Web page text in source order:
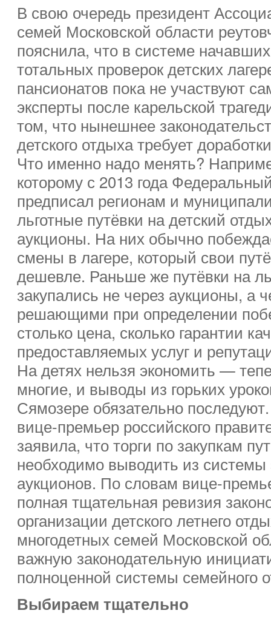
В свою очередь президент
семей Московской области
пояснила, что в системе
тотальных проверок детских
пансионатов пока не участвуют
эксперты после карельской
том, что нынешнее
детского отдыха требует
Что именно надо менять?
которому с 2013 года
предписал регионам и
льготные путёвки на детский
аукционы. На них обычно
смены в лагере, который свои
дешевле. Раньше же путёвки на
закупались не через аукционы, а
решающими при определении
столько цена, сколько гарантии
предоставляемых услуг и
На детях нельзя экономить —
многие, и выводы из горьких
Сямозере обязательно
вице-премьер российского
заявила, что торги по закупкам
необходимо выводить из системы
аукционов. По словам вице-
полная тщательная ревизия
организации детского летнего
многодетных семей Московской
важную законодательную
полноценной системы семейного
Выбираем тщательно